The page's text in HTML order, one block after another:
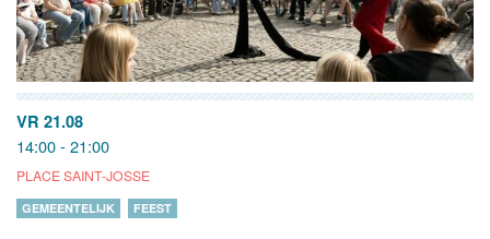
VR 21.08
14:00 - 21:00
PLACE SAINT-JOSSE
GEMEENTELIJK FEEST